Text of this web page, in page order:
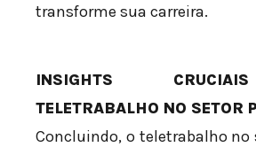
transforme sua carreira.
INSIGHTS
TELETRABALHO NO SETOR
Concluindo, o teletrabalho no